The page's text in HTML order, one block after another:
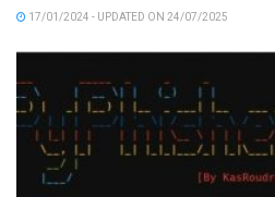
17/01/2024 - UPDATED ON 24/07/2025